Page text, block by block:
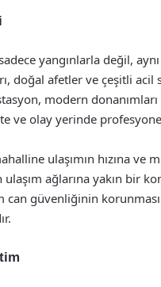
yangınlarla değil,
doğal afetler ve çeşitli acil
modern
ve olay yerinde
ulaşımın hızına ve
ağlarına yakın bir
can güvenliğinin